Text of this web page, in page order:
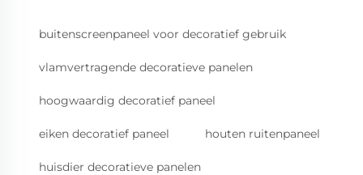
buitenscreenpaneel voor decoratief gebruik
vlamvertragende decoratieve panelen
hoogwaardig decoratief paneel
eiken decoratief paneel houten ruitenpaneel
huisdier decoratieve panelen